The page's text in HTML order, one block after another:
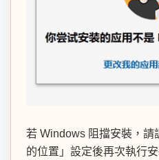
若 Windows 阻擋安裝，請
的位置」設定後再次執行安